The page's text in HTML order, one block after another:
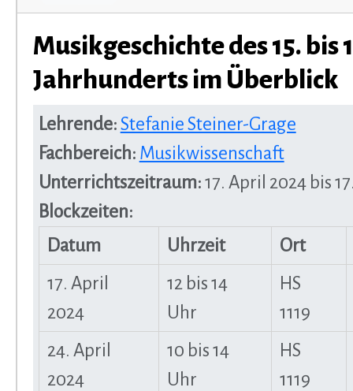
Musikgeschichte des 15. bis
Jahrhunderts im Überblick
Lehrende: Stefanie Steiner-Grage
Fachbereich: Musikwissenschaft
Unterrichtszeitraum: 17. April 2024 bis
Blockzeiten:
Datum
Uhrzeit
Ort
17. April
2024
12 bis 14
Uhr
HS
1119
24. April
2024
10 bis 14
Uhr
HS
1119